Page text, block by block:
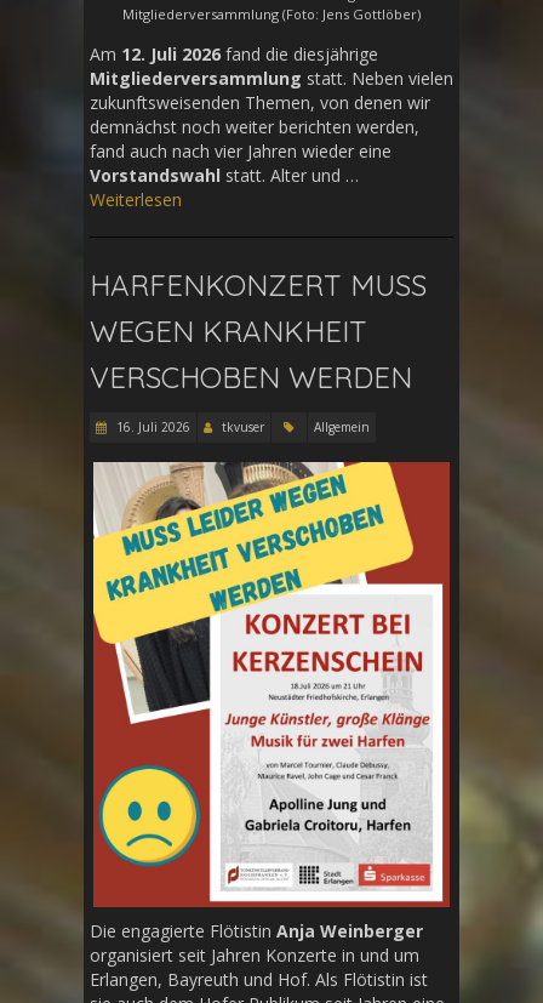
Mitgliederversammlung (Foto: Jens Gottlöber)
Am 12. Juli 2026 fand die diesjährige
Mitgliederversammlung statt. Neben vielen
zukunftsweisenden Themen, von denen wir
demnächst noch weiter berichten werden,
fand auch nach vier Jahren wieder eine
Vorstandswahl statt. Alter und …
Weiterlesen
HARFENKONZERT MUSS
WEGEN KRANKHEIT
VERSCHOBEN WERDEN
16. Juli 2026 tkvuser Allgemein
Die engagierte Flötistin Anja Weinberger
organisiert seit Jahren Konzerte in und um
Erlangen, Bayreuth und Hof. Als Flötistin ist